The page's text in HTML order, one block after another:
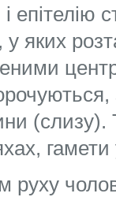
епітелію
яких
(слизу).